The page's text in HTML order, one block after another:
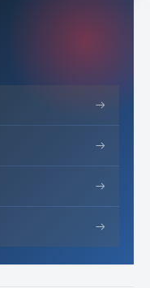
→
→
→
→